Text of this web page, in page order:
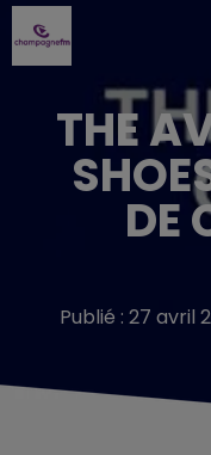
THE
DE
Publié : 27 avril